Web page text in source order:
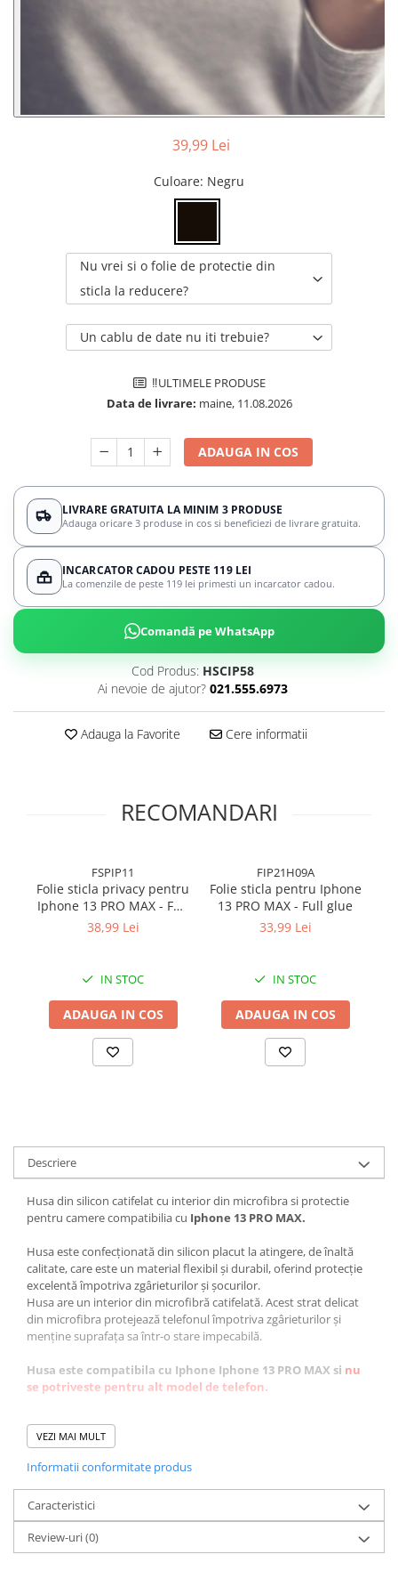
39,99 Lei
Culoare: Negru
Nu vrei si o folie de protectie din
sticla la reducere?
Un cablu de date nu iti trebuie?
‼️ULTIMELE PRODUSE
Data de livrare: maine, 11.08.2026
ADAUGA IN COS
LIVRARE GRATUITA LA MINIM 3 PRODUSE
Adauga oricare 3 produse in cos si beneficiezi de livrare gratuita.
INCARCATOR CADOU PESTE 119 LEI
La comenzile de peste 119 lei primesti un incarcator cadou.
Comandă pe WhatsApp
Cod Produs: HSCIP58
Ai nevoie de ajutor? 021.555.6973
Adauga la Favorite Cere informatii
RECOMANDARI
FSPIP11
Folie sticla privacy pentru
Iphone 13 PRO MAX - Full
glue
38,99 Lei
IN STOC
ADAUGA IN COS
FIP21H09A
Folie sticla pentru Iphone
13 PRO MAX - Full glue
33,99 Lei
IN STOC
ADAUGA IN COS
Descriere
Husa din silicon catifelat cu interior din microfibra si protectie
pentru camere compatibilia cu Iphone 13 PRO MAX.
Husa este confecționată din silicon placut la atingere, de înaltă
calitate, care este un material flexibil și durabil, oferind protecție
excelentă împotriva zgârieturilor și șocurilor.
Husa are un interior din microfibră catifelată. Acest strat delicat
din microfibra protejează telefonul împotriva zgârieturilor și
menține suprafața sa într-o stare impecabilă.
Husa este compatibila cu Iphone Iphone 13 PRO MAX si nu
se potriveste pentru alt model de telefon.
Caracteristici:
✅decupaje precise
✅faciliteaza incarcarea wierless
✅marginile reliefate nu permit atingerea camerei sau a ecranului
de suprafetele plane.
✅se curata usor, materialul din care este confectionata fiind
rezistent la apa.
VEZI MAI MULT
Informatii conformitate produs
Caracteristici
Review-uri(0)